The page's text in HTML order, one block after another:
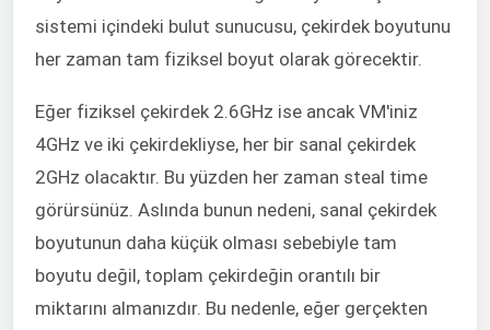
sistemi içindeki bulut sunucusu, çekirdek boyutunu
her zaman tam fiziksel boyut olarak görecektir.
Eğer fiziksel çekirdek 2.6GHz ise ancak VM'iniz
4GHz ve iki çekirdekliyse, her bir sanal çekirdek
2GHz olacaktır. Bu yüzden her zaman steal time
görürsünüz. Aslında bunun nedeni, sanal çekirdek
boyutunun daha küçük olması sebebiyle tam
boyutu değil, toplam çekirdeğin orantılı bir
miktarını almanızdır. Bu nedenle, eğer gerçekten